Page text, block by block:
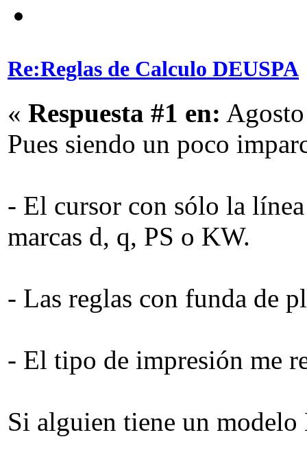
Re:Reglas de Calculo DEUSPA
« Respuesta #1 en:
Pues siendo un poco
- El cursor con sólo la
marcas d, q, PS o KW.
- Las reglas con funda de
- El tipo de impresión me
Si alguien tiene un